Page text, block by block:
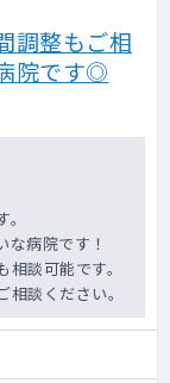
調整もご相
院です◎
病院です！
談可能です。
談ください。